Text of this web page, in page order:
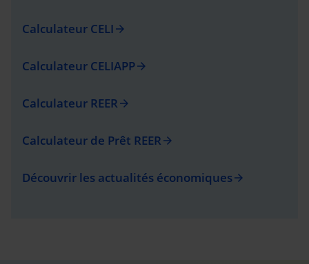
Calculateur CELI arrow_forward
Calculateur CELIAPParrow_forward
Calculateur REER arrow_forward
Calculateur de Prêt REER arrow_forward
Découvrir les actualités économiquesarrow_forward